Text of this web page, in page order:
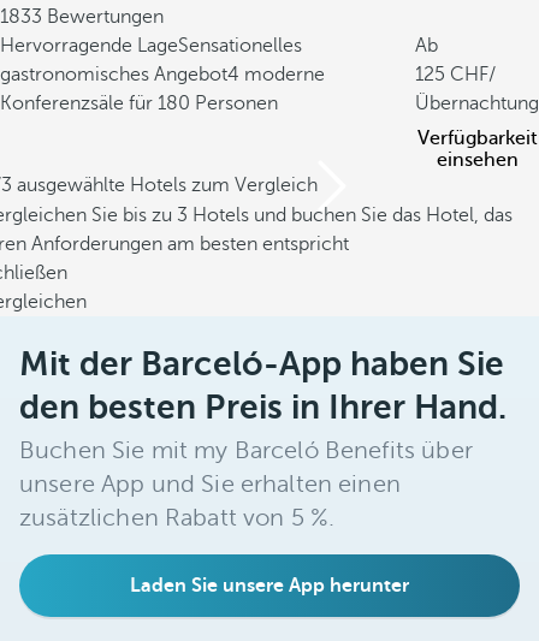
1833 Bewertungen
Hervorragende LageSensationelles
gastronomisches Angebot4 moderne
Konferenzsäle für 180 Personen
Ab
125
/
Übernachtung
Verfügbarkeit
einsehen
ausgewählte Hotels zum Vergleich
Sie bis zu 3 Hotels und buchen Sie das Hotel, das
Anforderungen am besten entspricht
Mit der Barceló-App haben Sie
den besten Preis in Ihrer Hand.
Buchen Sie mit my Barceló Benefits über
unsere App und Sie erhalten einen
zusätzlichen Rabatt von 5 %.
Laden Sie unsere App herunter